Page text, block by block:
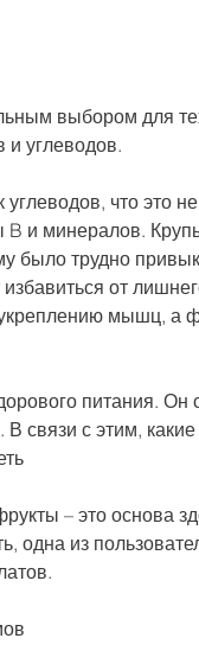
и углеводов.
что это
B и минералов.
было трудно
от
мышц, а
питания.
связи с этим,
– это основа
одна из